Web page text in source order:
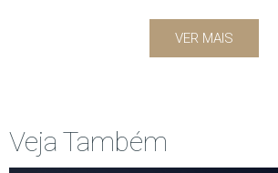
VER MAIS
Veja Também